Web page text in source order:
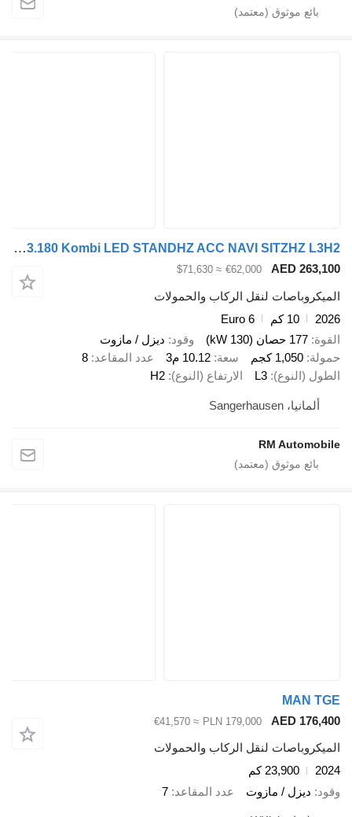
MAN TGE 3.180 Kombi LED STANDHZ ACC NAVI SITZHZ L3H2
AED
€62,000
≈ $71,630
لنقل الركاب والحمولات
10 كم
Euro 6
177 حصان (130 kW)
وقود
ديزل / مازوت
1,050 كجم سعة 10.12 م3 عدد المقاعد
8
(النوع)
L3 الارتفاع (النوع) H2
RM
AED
PLN 179,000
≈ €41,570
لنقل الركاب والحمولات
23,900 كم
ديزل / مازوت
عدد المقاعد 7